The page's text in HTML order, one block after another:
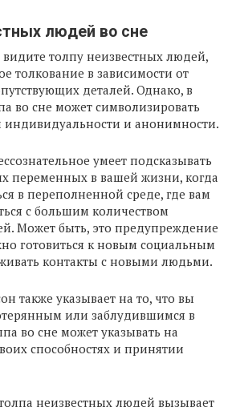
людей во сне
толпу неизвестных людей,
толкование в зависимости от
деталей. Однако, в
во сне может символизировать
и анонимности.
умеет подсказывать
переменных в вашей жизни, когда
в переполненной среде, где вам
с большим количеством
Может быть, это предупреждение
готовиться к новым социальным
контакты с новыми людьми.
также указывает на то, что вы
или заблудившимся в
во сне может указывать на
способностях и принятии
неизвестных людей вызывает